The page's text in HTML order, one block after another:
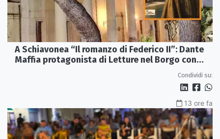
A Schiavonea “Il romanzo di Federico II”: Dante
Maffia protagonista di Letture nel Borgo con
Condividi su:
13 ore fa